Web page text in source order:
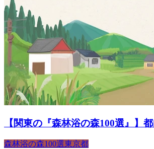
【関東の『森林浴の森100選』】
森林浴の森100選東京都